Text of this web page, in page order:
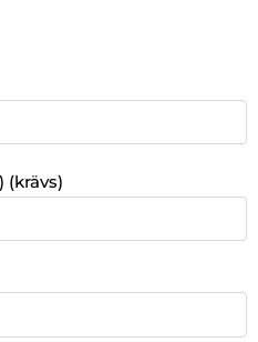
(krävs)